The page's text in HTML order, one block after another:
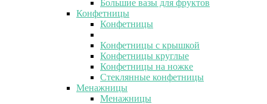
Большие вазы для фруктов
Конфетницы
Конфетницы
Конфетницы с крышкой
Конфетницы круглые
Конфетницы на ножке
Стеклянные конфетницы
Менажницы
Менажницы